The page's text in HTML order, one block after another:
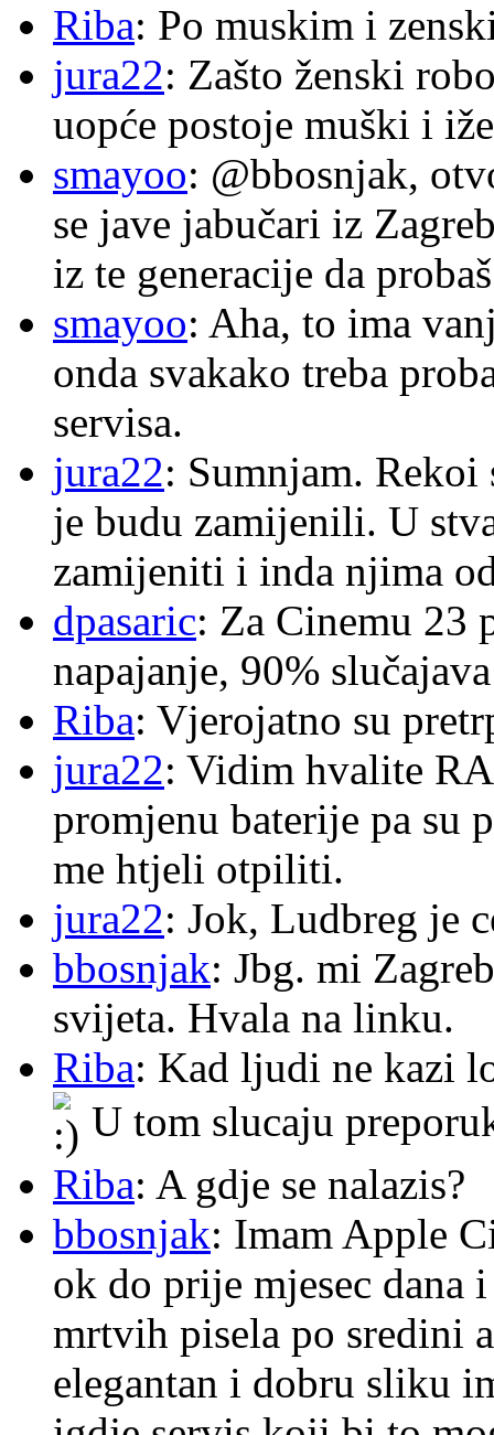
Riba: Po muskim i
jura22: Zašto ženski
uopće postoje muški i
smayoo: @bbosnjak,
se jave jabučari iz
iz te generacije da
smayoo: Aha, to ima
onda svakako treba
servisa.
jura22: Sumnjam. Rekoi
je budu zamijenili. U
zamijeniti i inda njima
dpasaric: Za Cinemu 23
napajanje, 90%
Riba: Vjerojatno su
jura22: Vidim hvalite
promjenu baterije pa su
me htjeli otpiliti.
jura22: Jok, Ludbreg je
bbosnjak: Jbg. mi
svijeta. Hvala na linku.
Riba: Kad ljudi ne kazi
U tom slucaju
Riba: A gdje se nalazis?
bbosnjak: Imam Apple
ok do prije mjesec dana
mrtvih pisela po sredini
elegantan i dobru sliku